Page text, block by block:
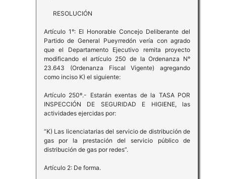
RESOLUCIÓN
Artículo 1°: El Honorable Concejo Deliberante del
Partido de General Pueyrredón vería con agrado
que el Departamento Ejecutivo remita proyecto
modificando el artículo 250 de la Ordenanza N°
23.643 (Ordenanza Fiscal Vigente) agregando
como inciso K) el siguiente:
Artículo 250º.- Estarán exentas de la TASA POR
INSPECCIÓN DE SEGURIDAD E HIGIENE, las
actividades ejercidas por:
“K) Las licenciatarias del servicio de distribución de
gas por la prestación del servicio público de
distribución de gas por redes”.
Artículo 2: De forma.